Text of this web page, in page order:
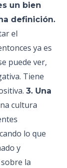
un bien
definición.
el
ya es
puede ver,
Tiene
3. Una
cultura
lo que
y
la